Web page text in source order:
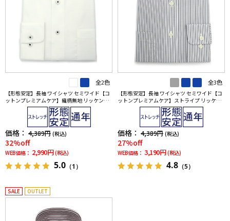
全2色
【形態安定】長袖 ワイシャツ セミワイド【コ
ットンプレミアムケア】織柄無地 リッケンバ
ッカー 通年
価格： 4,389円 (税込)
32%off
WEB価格： 2,990円 (税込)
5.0 （1）
全3色
【形態安定】長袖 ワイシャツ セミワイド【コ
ットンプレミアムケア】ストライプ リッケン
バッカー 通年
価格： 4,389円 (税込)
27%off
WEB価格： 3,190円 (税込)
4.8 （5）
SALE OUTLET